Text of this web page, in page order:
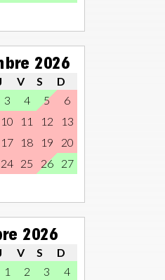
2026
V S
D
3 4 5
6
10 11 12
13
17 18 19
20
24 25 26
27
2026
V S
D
1
2 3
4